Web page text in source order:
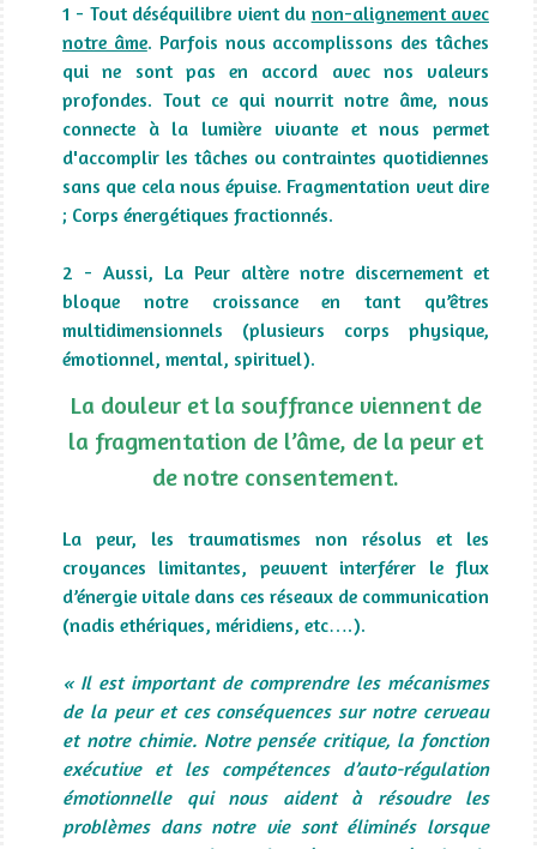
1 - Tout déséquilibre vient du non-alignement avec
notre âme. Parfois nous accomplissons des tâches
qui ne sont pas en accord avec nos valeurs
profondes. Tout ce qui nourrit notre âme, nous
connecte à la lumière vivante et nous permet
d'accomplir les tâches ou contraintes quotidiennes
sans que cela nous épuise. Fragmentation veut dire
; Corps énergétiques fractionnés.
2 - Aussi, La Peur altère notre discernement et
bloque notre croissance en tant qu’êtres
multidimensionnels (plusieurs corps physique,
émotionnel, mental, spirituel).
La douleur et la souffrance viennent de
la fragmentation de l’âme, de la peur et
de notre consentement.
La peur, les traumatismes non résolus et les
croyances limitantes, peuvent interférer le flux
d’énergie vitale dans ces réseaux de communication
(nadis ethériques, méridiens, etc….).
« Il est important de comprendre les mécanismes
de la peur et ces conséquences sur notre cerveau
et notre chimie. Notre pensée critique, la fonction
exécutive et les compétences d’auto-régulation
émotionnelle qui nous aident à résoudre les
problèmes dans notre vie sont éliminés lorsque